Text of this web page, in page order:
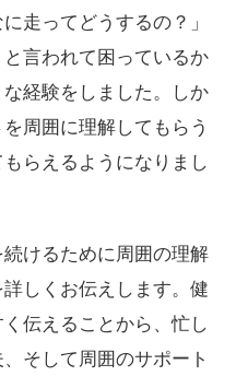
走ってどうするの？」
言われて困っているか
経験をしました。しか
周囲に理解してもらう
らえるようになりまし
けるために周囲の理解
しくお伝えします。健
伝えることから、忙し
そして周囲のサポート